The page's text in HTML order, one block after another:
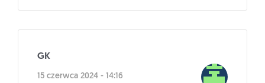
GK
15 czerwca 2024 - 14:16